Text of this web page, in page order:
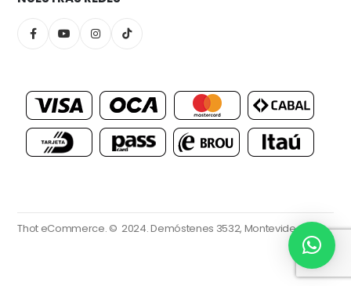
Thot eCommerce. © 2024.Demóstenes 3532, Montevideo.